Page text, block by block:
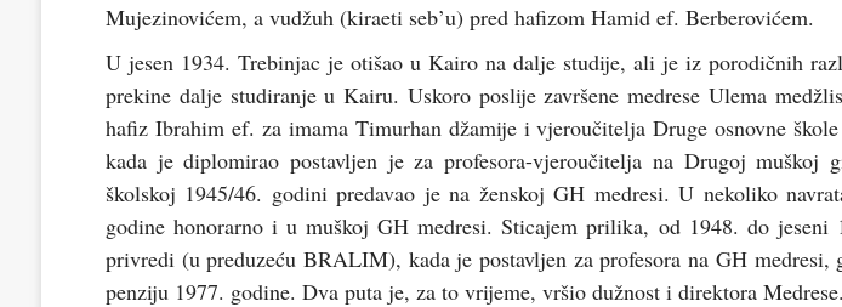
Mujezinovićem, a vudžuh (kiraeti seb’u) pred hafizom Hamid ef. Berberovićem.
U jesen 1934. Trebinjac je otišao u Kairo na dalje studije, ali je iz porodičnih
prekine dalje studiranje u Kairu. Uskoro poslije završene medrese Ulema
hafiz Ibrahim ef. za imama Timurhan džamije i vjeroučitelja Druge osnovne
kada je diplomirao postavljen je za profesora-vjeroučitelja na Drugoj muškoj
školskoj 1945/46. godini predavao je na ženskoj GH medresi. U nekoliko
godine honorarno i u muškoj GH medresi. Sticajem prilika, od 1948. do jeseni
privredi (u preduzeću BRALIM), kada je postavljen za profesora na GH medresi,
penziju 1977. godine. Dva puta je, za to vrijeme, vršio dužnost i direktora Medrese.